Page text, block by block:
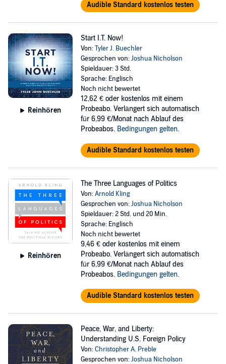
Audible Standard kostenlos testen
Reinhören
Start I.T. Now!
Von:Tyler J. Buechler
Gesprochen von:Joshua Nicholson
Spieldauer: 3 Std.
Sprache: Englisch
Noch nicht bewertet
12,62 € oder kostenlos mit einem
Probeabo. Verlängert sich automatisch
für 6,99 €/Monat nach Ablauf des
Probeabos. Bedingungen gelten.
Audible Standard kostenlos testen
Reinhören
The Three Languages of Politics
Von:Arnold Kling
Gesprochen von:Joshua Nicholson
Spieldauer: 2 Std. und 20 Min.
Sprache: Englisch
Noch nicht bewertet
9,46 € oder kostenlos mit einem
Probeabo. Verlängert sich automatisch
für 6,99 €/Monat nach Ablauf des
Probeabos. Bedingungen gelten.
Audible Standard kostenlos testen
Peace, War, and Liberty:
Understanding U.S. Foreign Policy
Von:Christopher A. Preble
Gesprochen von:Joshua Nicholson